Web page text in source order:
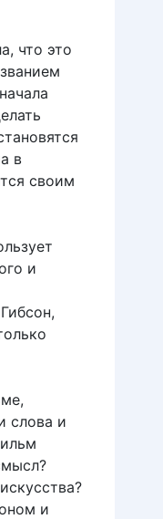
что это
в
своим
и
слова и
и